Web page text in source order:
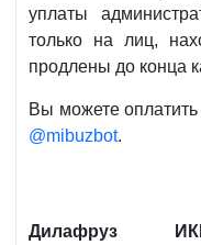
уплаты
только на лиц,
продлены до конца
Вы можете
@mibuzbot.
Дилафруз